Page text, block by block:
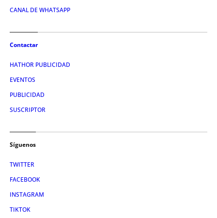
CANAL DE WHATSAPP
Contactar
HATHOR PUBLICIDAD
EVENTOS
PUBLICIDAD
SUSCRIPTOR
Síguenos
TWITTER
FACEBOOK
INSTAGRAM
TIKTOK